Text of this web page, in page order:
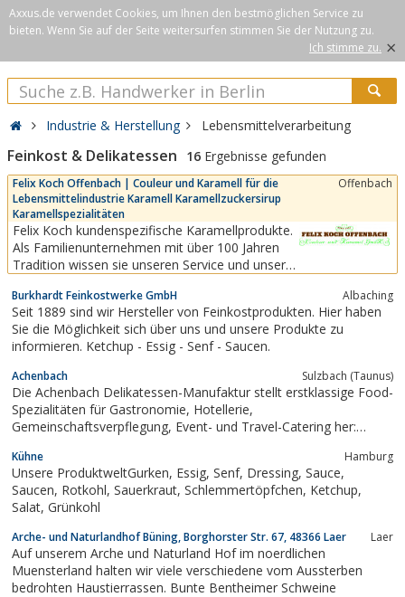
Axxus.de verwendet Cookies, um Ihnen den bestmöglichen Service zu
bieten. Wenn Sie auf der Seite weitersurfen stimmen Sie der Nutzung zu.
Ich stimme zu. ×
Industrie & Herstellung Lebensmittelverarbeitung
Feinkost & Delikatessen 16 Ergebnisse gefunden
Felix Koch Offenbach | Couleur und Karamell für die
Lebensmittelindustrie Karamell Karamellzuckersirup
Karamellspezialitäten
Offenbach
Felix Koch kundenspezifische Karamellprodukte.
Als Familienunternehmen mit über 100 Jahren
Tradition wissen sie unseren Service und unsere
GmbH ist seit 1904 renommierter und
zertifizierter Hersteller und Partner bei der
Entwicklung und Herstellung von Couleur und
Karamell für die...
Burkhardt Feinkostwerke GmbH Albaching
Seit 1889 sind wir Hersteller von Feinkostprodukten. Hier haben
Sie die Möglichkeit sich über uns und unsere Produkte zu
informieren. Ketchup - Essig - Senf - Saucen.
Achenbach Sulzbach (Taunus)
Die Achenbach Delikatessen-Manufaktur stellt erstklassige Food-
Spezialitäten für Gastronomie, Hotellerie,
Gemeinschaftsverpflegung, Event- und Travel-Catering her:
Kühne Hamburg
Unsere ProduktweltGurken, Essig, Senf, Dressing, Sauce,
Saucen, Rotkohl, Sauerkraut, Schlemmertöpfchen, Ketchup,
Salat, Grünkohl
Arche- und Naturlandhof Büning, Borghorster Str. 67, 48366 Laer Laer
Auf unserem Arche und Naturland Hof im noerdlichen
Muensterland halten wir viele verschiedene vom Aussterben
bedrohten Haustierrassen. Bunte Bentheimer Schweine